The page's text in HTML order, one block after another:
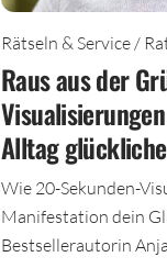
Rätseln & Service /
Raus aus der
Alltag
Wie 20-Sekunden-
Manifestation dein
Bestsellerautorin